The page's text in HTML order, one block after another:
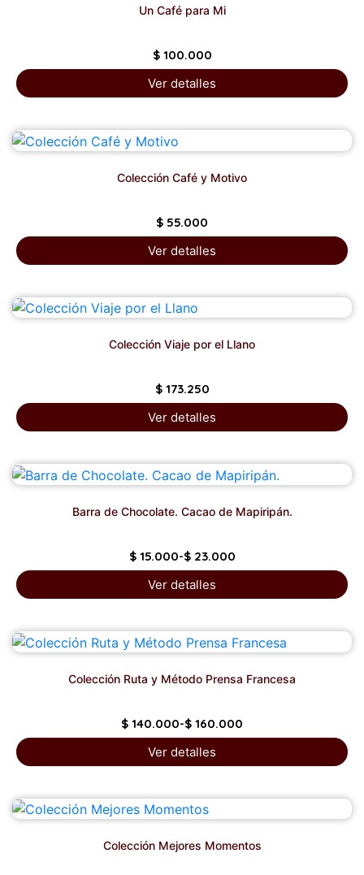
Un Café para Mi
$100.000
Ver detalles
Colección Café y Motivo
$ 55.000
Ver detalles
Colección Viaje por el Llano
$173.250
Ver detalles
Barra de Chocolate. Cacao de Mapiripán.
$15.000-$23.000
Ver detalles
Colección Ruta y Método Prensa Francesa
$ 140.000-$ 160.000
Ver detalles
Colección Mejores Momentos